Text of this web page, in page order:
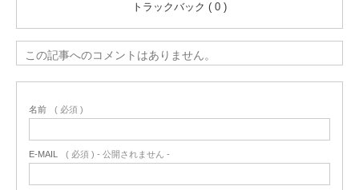
トラックバック ( 0 )
この記事へのコメントはありません。
名前 ( 必須 )
E-MAIL ( 必須 ) - 公開されません -